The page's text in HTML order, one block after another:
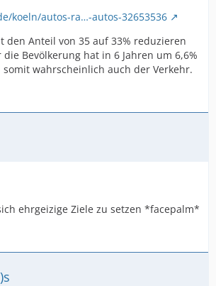
koeln/autos-ra…-autos-32653536
den Anteil von 35 auf 33% reduzieren
die Bevölkerung hat in 6 Jahren um 6,6%
wahrscheinlich auch der Verkehr.
ehrgeizige Ziele zu setzen *facepalm*